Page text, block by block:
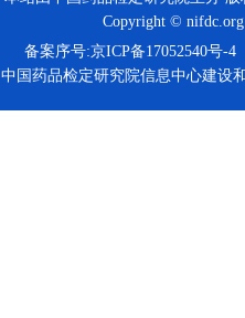
Copyright ©
备案序号:京ICP备17052540号-4
中国药品检定研究院信息中心建设